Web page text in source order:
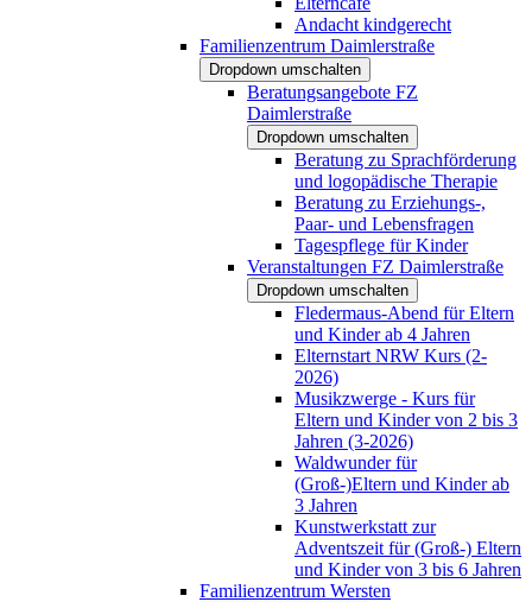
Andacht kindgerecht
Familienzentrum Daimlerstraße
Dropdown umschalten
Beratungsangebote FZ
Daimlerstraße
Dropdown umschalten
Beratung zu Sprachförderung
und logopädische Therapie
Beratung zu Erziehungs-,
Paar- und Lebensfragen
Tagespflege für Kinder
Veranstaltungen FZ Daimlerstraße
Dropdown umschalten
Fledermaus-Abend für Eltern
und Kinder ab 4 Jahren
Elternstart NRW Kurs (2-
2026)
Musikzwerge - Kurs für
Eltern und Kinder von 2 bis 3
Jahren (3-2026)
Waldwunder für
(Groß-)Eltern und Kinder ab
3 Jahren
Kunstwerkstatt zur
Adventszeit für (Groß-) Eltern
und Kinder von 3 bis 6 Jahren
Familienzentrum Wersten